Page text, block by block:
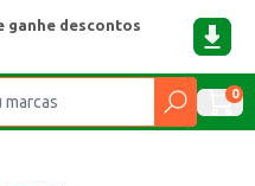
ganhe descontos
0